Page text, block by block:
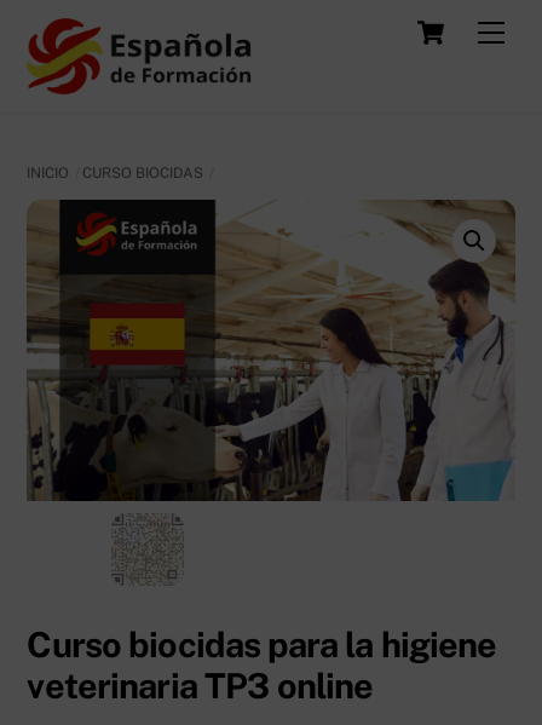
content
INICIO CURSO BIOCIDAS
Curso biocidas para la higiene
veterinaria TP3 online